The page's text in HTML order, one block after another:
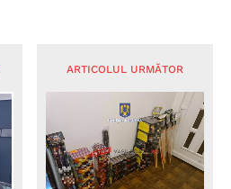
ARTICOLUL URMĂTOR